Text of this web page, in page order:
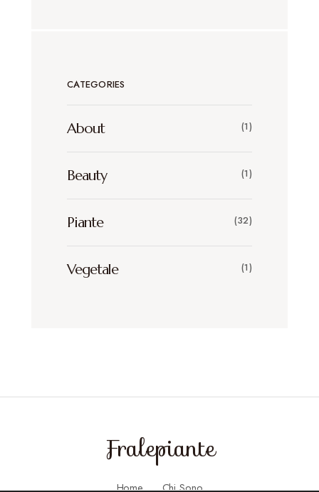
CATEGORIES
About (1)
Beauty (1)
Piante (32)
Vegetale (1)
Fralepiante
Home Chi Sono